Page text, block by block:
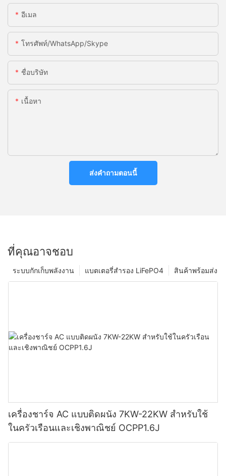
อีเมล
โทรศัพท์/WhatsApp/Skype
ชื่อบริษัท
เนื้อหา
ส่งคำถามตอนนี้
ที่คุณอาจชอบ
สินค้าพร้อมส่ง
แบตเตอรี่สำรอง LiFePO4
ระบบกักเก็บพลังงาน
เครื่องชาร์จ AC แบบติดผนัง 7KW-22KW สำหรับใช้
ในครัวเรือนและเชิงพาณิชย์ OCPP1.6J